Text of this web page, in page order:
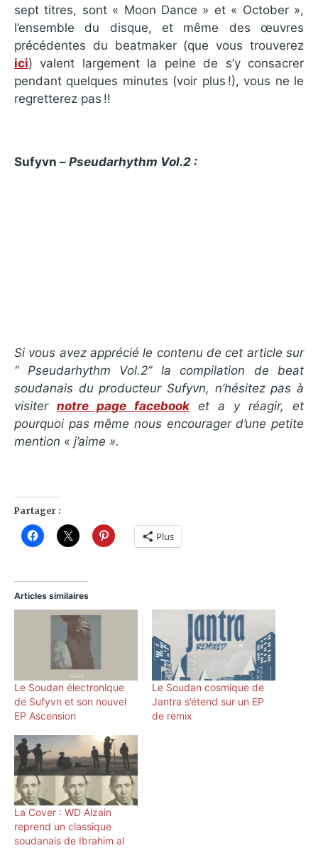
sept titres, sont « Moon Dance » et « October »,
l’ensemble du disque, et même des œuvres
précédentes du beatmaker (que vous trouverez
ici) valent largement la peine de s’y consacrer
pendant quelques minutes (voir plus !), vous ne le
regretterez pas !!
Sufyvn – Pseudarhythm Vol.2 :
Si vous avez apprécié le contenu de cet article sur
“ Pseudarhythm Vol.2” la compilation de beat
soudanais du producteur Sufyvn, n’hésitez pas à
visiter notre page facebook et a y réagir, et
pourquoi pas même nous encourager d’une petite
mention « j’aime ».
Partager :
Plus
Articles similaires
Le Soudan électronique
de Sufyvn et son nouvel
EP Ascension
Le Soudan cosmique de
Jantra s’étend sur un EP
de remix
La Cover : WD Alzain
reprend un classique
soudanais de Ibrahim al